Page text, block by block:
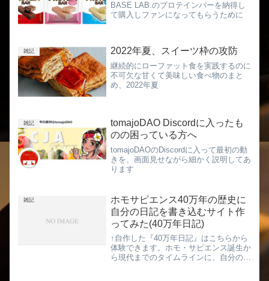
BASE LAB.のプロテインバーを納得し
て購入しファンになってもらうために
雑記 2022年夏、スイーツ枠の攻防
継続的にローファット食を実践するのに
不可欠な甘くて美味しい食べ物のまと
め、2022年夏
雑記
tomajoDAO Discordに入ったも
のの困っている方へ
tomajoDAOのDiscordに入って最初の動
きを、画面見せながら細かく説明してあ
ります
雑記
ホモサピエンス40万年の歴史に
自分の日記を書き込むサイト作
ってみた(40万年日記)
↑自作した『40万年日記』はこちらから
体験できます。ホモ・サピエンス誕生か
ら現代までのタイムラインに、自分の今